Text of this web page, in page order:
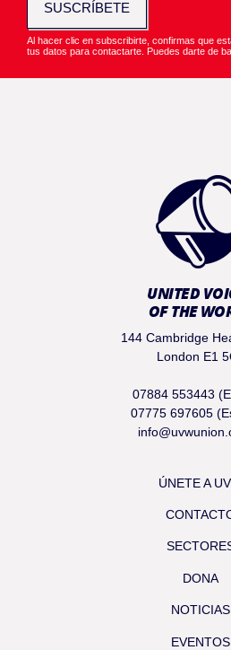
SUSCRÍBETE
Al hacer clic en subscribirte, confirmas que
tus datos para contactarte. Puedes darte de
UNITED
OF THE
144 Cambridge
London E1
07884 553443
07775 697605
ÚNETE A
DONA
NOTICIAS
EVENTOS